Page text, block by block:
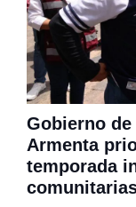
Gobierno
Armenta
temporada